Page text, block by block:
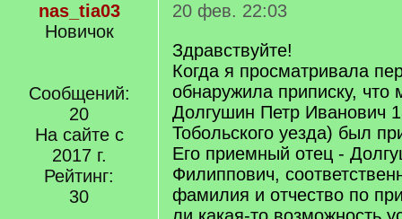
nas_tia03
Новичок
Сообщений:
20
На сайте с
2017 г.
Рейтинг:
30
20 фев. 22:03
Здравствуйте!
Когда я просматривала
обнаружила приписку, что
Долгушин Петр Иванович
Тобольского уезда) был
Его приемный отец -
Филиппович,
фамилия и отчество по